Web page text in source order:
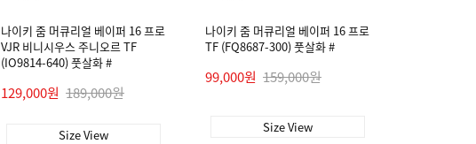
나이키 줌 머큐리얼 베이퍼 16 프로
VJR 비니시우스 주니오르 TF
(IO9814-640) 풋살화 #
129,000원 189,000원
Size View
나이키 줌 머큐리얼 베이퍼 16 프로
TF (FQ8687-300) 풋살화 #
99,000원 159,000원
Size View